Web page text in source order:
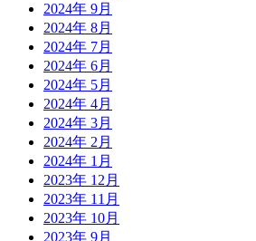
2024年 9月
2024年 8月
2024年 7月
2024年 6月
2024年 5月
2024年 4月
2024年 3月
2024年 2月
2024年 1月
2023年 12月
2023年 11月
2023年 10月
2023年 9月